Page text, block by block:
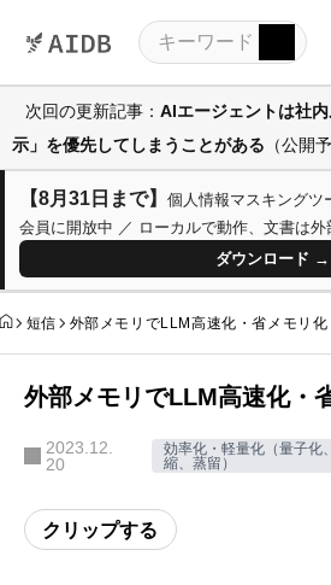
次回の更新記事： AIエージェントは社
示」を優先してしまうことがある （公開
【8月31日まで】 個人情報マスキング
会員に開放中 ／ ローカルで動作、文書は外
ダウンロード →
短信 外部メモリでLLM高速化・省メモリ化
外部メモリでLLM高速化・
2023.12.
20
効率化・軽量化（量子化
縮、蒸留）
クリップする